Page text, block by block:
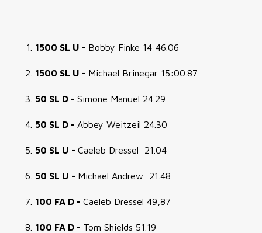
1500 SL U - Bobby Finke 14:46.06
1500 SL U - Michael Brinegar 15:00.87
50 SL D - Simone Manuel 24.29
50 SL D - Abbey Weitzeil 24.30
50 SL U - Caeleb Dressel 21.04
50 SL U - Michael Andrew 21.48
100 FA D - Caeleb Dressel 49,87
100 FA D - Tom Shields 51.19